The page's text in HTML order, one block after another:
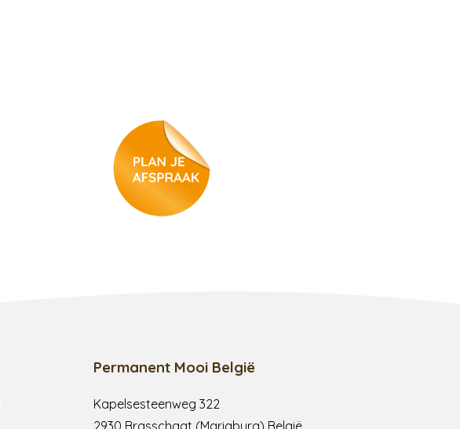
Permanent Mooi België
Kapelsesteenweg 322
2930 Brasschaat (Mariaburg) België